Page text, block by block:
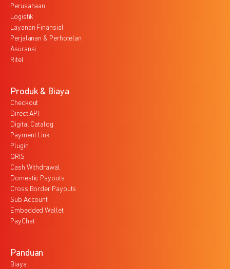
Perusahaan
Logistik
Layanan Finansial
Perjalanan & Perhotelan
Asuransi
Ritel
Produk & Biaya
Checkout
Direct API
Digital Catalog
Payment Link
Plugin
QRIS
Cash Withdrawal
Domestic Payouts
Cross Border Payouts
Sub Account
Embedded Wallet
PayChat
Panduan
Biaya